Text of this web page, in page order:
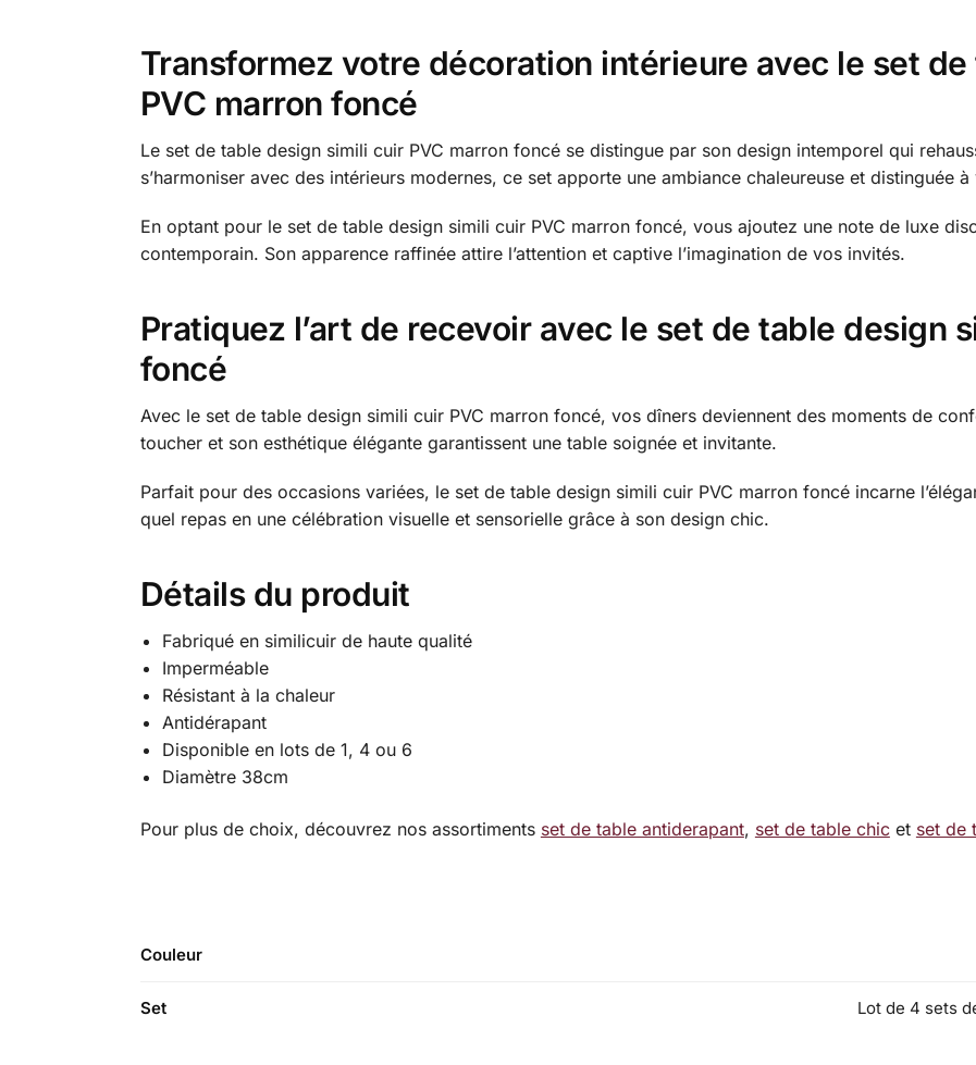
Transformez votre décoration intérieure avec le set
PVC marron foncé
Le set de table design simili cuir PVC marron foncé se distingue par son design intemporel qui
s’harmoniser avec des intérieurs modernes, ce set apporte une ambiance chaleureuse et distinguée
En optant pour le set de table design simili cuir PVC marron foncé, vous ajoutez une note de luxe
contemporain. Son apparence raffinée attire l’attention et captive l’imagination de vos invités.
Pratiquez l’art de recevoir avec le set de table design
foncé
Avec le set de table design simili cuir PVC marron foncé, vos dîners deviennent des moments de
toucher et son esthétique élégante garantissent une table soignée et invitante.
Parfait pour des occasions variées, le set de table design simili cuir PVC marron foncé incarne
quel repas en une célébration visuelle et sensorielle grâce à son design chic.
Détails du produit
Fabriqué en similicuir de haute qualité
Imperméable
Résistant à la chaleur
Antidérapant
Disponible en lots de 1, 4 ou 6
Diamètre 38cm
Pour plus de choix, découvrez nos assortiments set de table antiderapant, set de table chicet set de
Couleur
Set Lot de 4 sets